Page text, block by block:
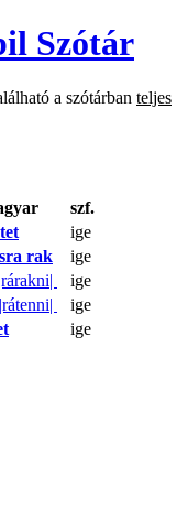
Szótár
a szótárban teljes
szf.
ige
rak
ige
|rárakni|
ige
|rátenni|
ige
ige